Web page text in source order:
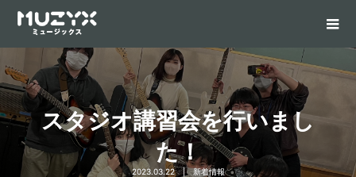
スタジオ講習会を行いまし
た！
2023.03.22 新着情報